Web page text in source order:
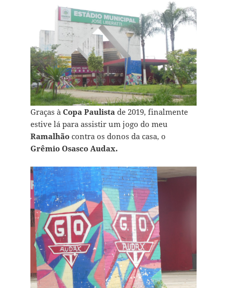
Graças à Copa Paulistade 2019, finalmente
estive lá para assistir um jogo do meu
Ramalhãocontra os donos da casa, o
Grêmio Osasco Audax.